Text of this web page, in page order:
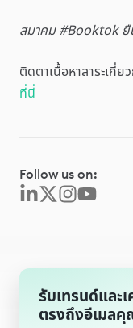
สมาคม #Booktok
ติดตาเนื้อหาสาระเกี่
ที่นี่
Follow us on:
รับเทรนด์และ
ตรงถึงอีเมล